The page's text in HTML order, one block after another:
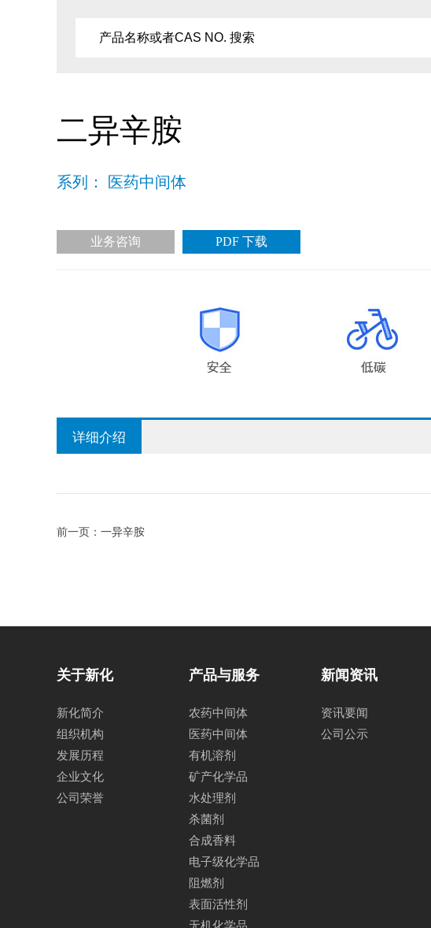
二异辛胺
系列： 医药中间体
业务咨询 PDF 下载
详细介绍
前一页： 一异辛胺
关于新化
新化简介
组织机构
发展历程
企业文化
公司荣誉
产品与服务
农药中间体
医药中间体
有机溶剂
矿产化学品
水处理剂
杀菌剂
合成香料
电子级化学品
阻燃剂
表面活性剂
新闻资讯
资讯要闻
公司公示